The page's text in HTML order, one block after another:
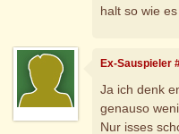
halt so wie
Ex-Sauspieler
Ja ich denk
genauso
Nur isses